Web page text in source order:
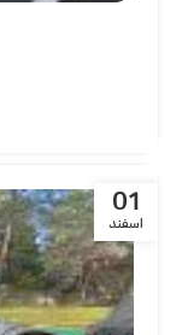
01
اسفند